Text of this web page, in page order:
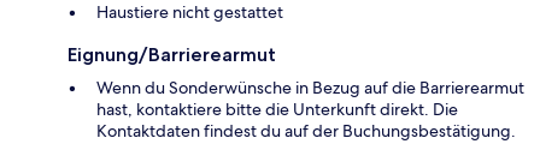
Haustiere nicht gestattet
Eignung/Barrierearmut
Wenn du Sonderwünsche in Bezug auf die Barrierearmut
hast, kontaktiere bitte die Unterkunft direkt. Die
Kontaktdaten findest du auf der Buchungsbestätigung.